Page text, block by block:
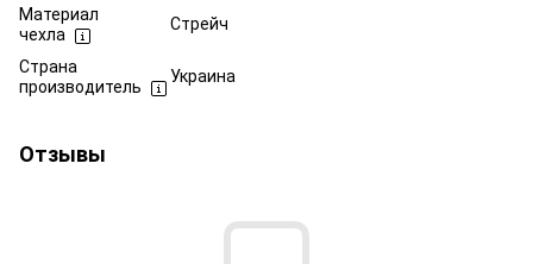
Материал
чехла
Стрейч
Страна
производитель
Украина
Отзывы